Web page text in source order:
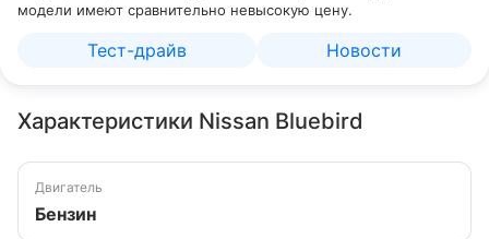
модели имеют сравнительно невысокую цену.
Тест-драйв Новости
Характеристики Nissan Bluebird
Двигатель
Бензин